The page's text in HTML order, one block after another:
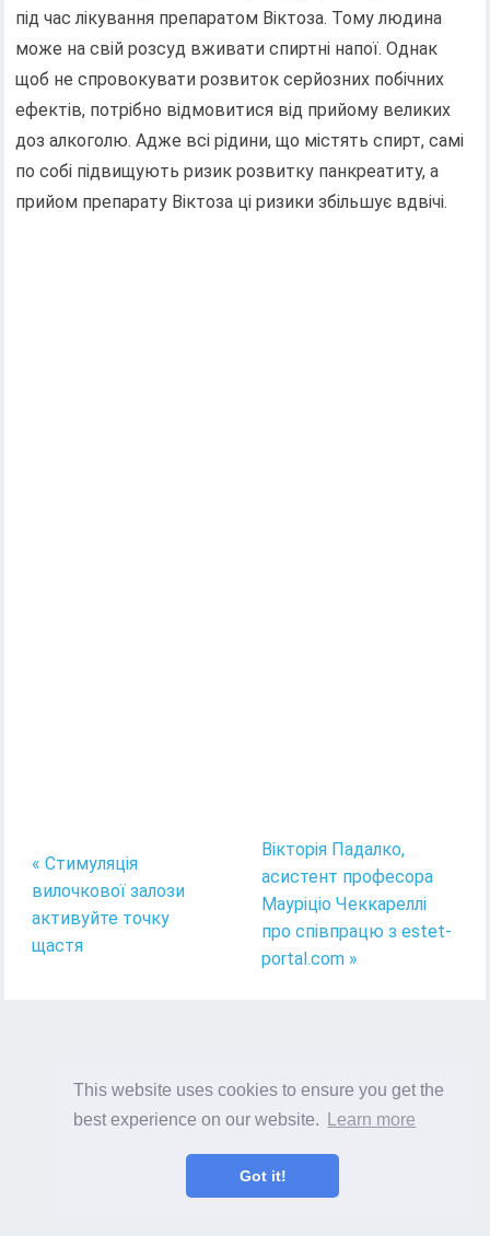
This website uses cookies to ensure you get the
best experience on our website.
Learn more
Got it!
під час лікування препаратом Віктоза. Тому людина
може на свій розсуд вживати спиртні напої. Однак
щоб не спровокувати розвиток серйозних побічних
ефектів, потрібно відмовитися від прийому великих
доз алкоголю. Адже всі рідини, що містять спирт, самі
по собі підвищують ризик розвитку панкреатиту, а
прийом препарату Віктоза ці ризики збільшує вдвічі.
« Стимуляція
вилочкової залози
активуйте точку
щастя
Вікторія Падалко,
асистент професора
Мауріціо Чеккареллі
про співпрацю з estet-
portal.com »